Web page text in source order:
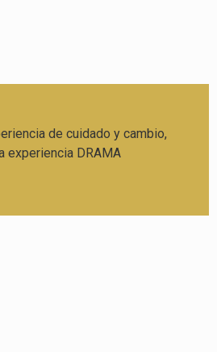
de cuidado y cambio,
experiencia DRAMA